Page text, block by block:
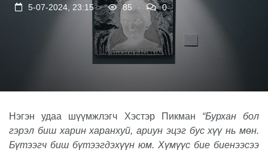
5-07-2024, 23:15 . 85 . 0
Нэгэн удаа шүүмжлэгч Хэстэр Пикман “Бурхан бол
гэрэл биш харин харанхуй, ариун эцэг бус хүү нь мөн.
Бүтээгч биш бүтээгдэхүүн юм. Хүмүүс бие биенээсээ